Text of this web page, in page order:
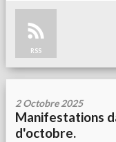
RSS
2 Octobre 2025
Manifestations
d'octobre.